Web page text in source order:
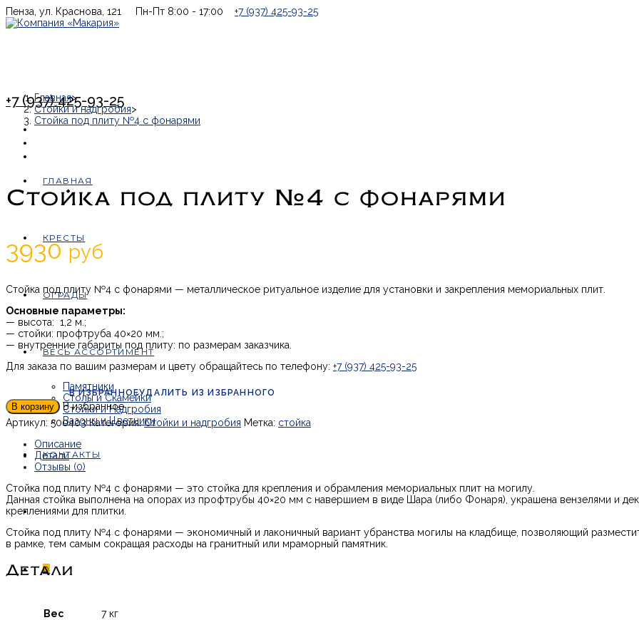
Перейти
к
Пенза, ул. Краснова, 121 Пн-Пт 8:00 - 17:00 +7 (937) 425-93-25
+7 (937) 425-93-25
ГЛАВНАЯ
КРЕСТЫ
ОГРАДЫ
ВЕСЬ АССОРТИМЕНТ
Памятники
Столы и Скамейки
Стойки и Надгробия
Вазоны и Цветники
КОНТАКТЫ
0
Главная>
Стойки и надгробия>
Стойка под плиту №4 с фонарями
Стойка под плиту №4 с фонарями
3930руб
Стойка под плиту №4 с фонарями — металлическое ритуальное изделие для установки и закрепления мемориальных плит.
Основные параметры:
— высота: 1,2 м.;
— стойки: профтруба 40×20 мм.;
— внутренние габариты под плиту: по размерам заказчика.
Для заказа по вашим размерам и цвету обращайтесь по телефону: +7 (937) 425-93-25
В корзину
В ИЗБРАННОЕУДАЛИТЬ ИЗ ИЗБРАННОГО
В избранное
Артикул: 500403 Категория:Стойки и надгробия Метка: стойка
Описание
Детали
Отзывы (0)
Стойка под плиту №4 с фонарями — это стойка для крепления и обрамления мемориальных плит на могилу.
Данная стойка выполнена на опорах из профтрубы 40×20 мм с навершием в виде Шара (либо Фонаря), украшена вензелями и
креплениями для плитки.
Стойка под плиту №4 с фонарями — экономичный и лаконичный вариант убранства могилы на кладбище, позволяющий
в рамке, тем самым сокращая расходы на гранитный или мраморный памятник.
Детали
Вес
7 кг